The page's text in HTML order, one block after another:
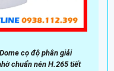
cọ độ phân giải
chuẩn nén H.265 tiết